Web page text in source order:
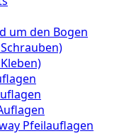
um den Bogen
Pfeilauflagen